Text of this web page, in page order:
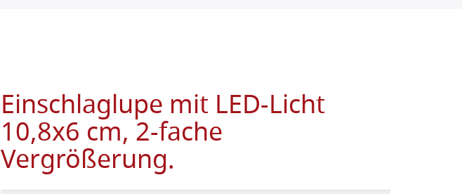
Einschlaglupe mit LED-Licht
10,8x6 cm, 2-fache
Vergrößerung.